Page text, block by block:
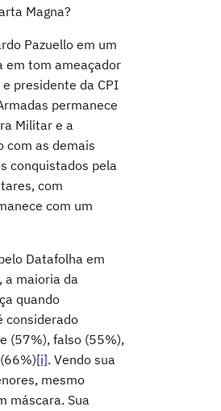
Magna?
Pazuello em um
em tom ameaçador
presidente da CPI
permanece
Militar e a
com as demais
conquistados pela
com
com um
Datafolha em
a maioria da
quando
considerado
(57%), falso (55%),
[i]. Vendo sua
mesmo
máscara. Sua